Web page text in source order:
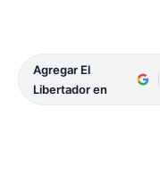
Agregar El
Libertador en